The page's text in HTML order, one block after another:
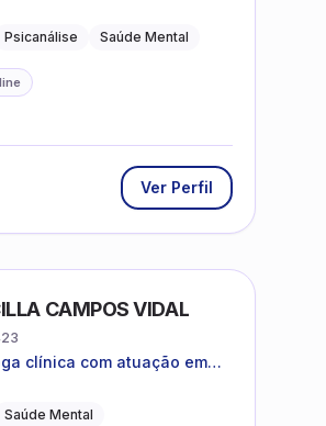
Psicanálise Saúde Mental
Ver Perfil
CAMPOS VIDAL
clínica com atuação em
Saúde Mental